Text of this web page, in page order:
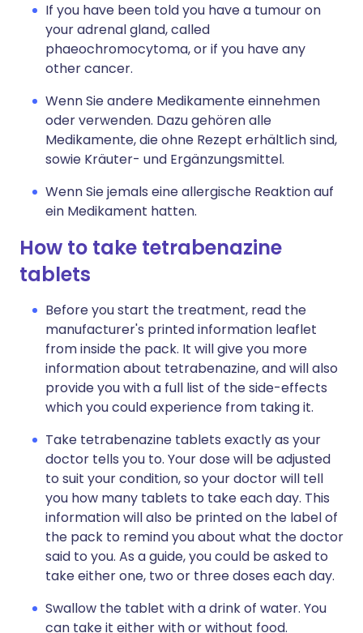
If you have been told you have a tumour on
your adrenal gland, called
phaeochromocytoma, or if you have any
other cancer.
Wenn Sie andere Medikamente einnehmen
oder verwenden. Dazu gehören alle
Medikamente, die ohne Rezept erhältlich sind,
sowie Kräuter- und Ergänzungsmittel.
Wenn Sie jemals eine allergische Reaktion auf
ein Medikament hatten.
How to take tetrabenazine
tablets
Before you start the treatment, read the
manufacturer's printed information leaflet
from inside the pack. It will give you more
information about tetrabenazine, and will also
provide you with a full list of the side-effects
which you could experience from taking it.
Take tetrabenazine tablets exactly as your
doctor tells you to. Your dose will be adjusted
to suit your condition, so your doctor will tell
you how many tablets to take each day. This
information will also be printed on the label of
the pack to remind you about what the doctor
said to you. As a guide, you could be asked to
take either one, two or three doses each day.
Swallow the tablet with a drink of water. You
can take it either with or without food.